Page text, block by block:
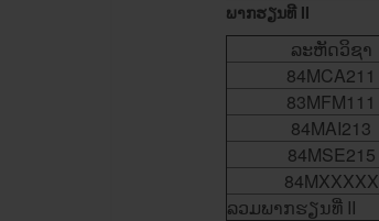
ພາກຮຽນທີ II
ລະຫັດ​ວິ​ຊາ
84MCA211
83MFM111
84MAI213
84MSE215
84MXXXXX
ລວມພາກຮຽນ​ທີ່ II